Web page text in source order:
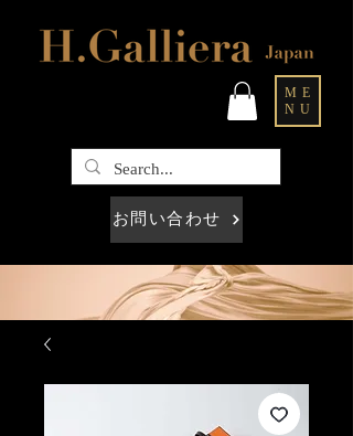
ME
NU
お問い合わせ